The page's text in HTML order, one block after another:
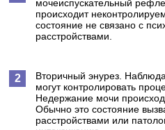
мочеиспускательный
происходит
состояние не связано с
расстройствами.
Вторичный энурез.
могут контролировать
Недержание мочи
Обычно это состояние
расстройствами или